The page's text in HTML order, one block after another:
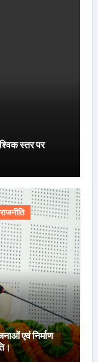
स्तर पर
राजनीति
एवं निर्माण